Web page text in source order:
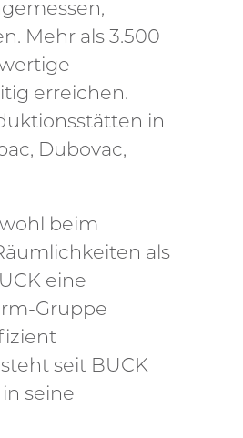
Mehr als 3.500
erreichen.
in
Dubovac,
beim
als
eine
Gruppe
seit BUCK
seine